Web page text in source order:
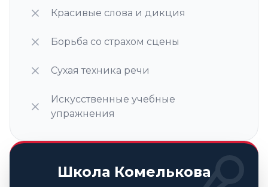
Красивые слова и дикция
Борьба со страхом сцены
Сухая техника речи
Искусственные учебные
упражнения
Школа Комелькова